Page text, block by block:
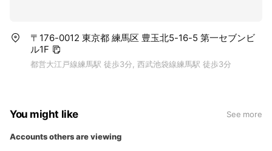
〒176-0012 東京都 練馬区 豊玉北5-16-5 第一セブンビ
ル1F
都営大江戸線練馬駅 徒歩3分, 西武池袋線練馬駅 徒歩3分
You might like See more
Accounts others are viewing